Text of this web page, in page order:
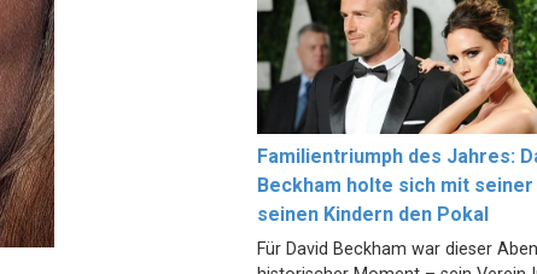
Familientriumph des Jahres:
Beckham holte sich mit seiner
seinen Kindern den Pokal
Für David Beckham war dieser